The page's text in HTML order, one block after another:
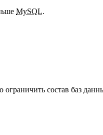
MySQL.
состав баз